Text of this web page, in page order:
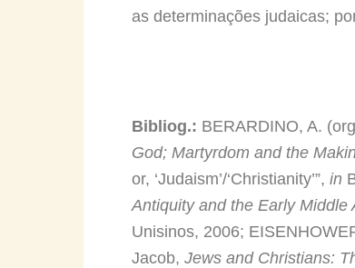
as determinações judaicas;
Bibliog.: BERARDINO, A.
God; Martyrdom and the
or, ‘Judaism’/‘Christianity’”, in
Antiquity and the Early Middle
Unisinos, 2006;
Jacob, Jews and Christians: